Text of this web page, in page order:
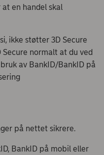
en handel skal
ikke støtter 3D Secure
normalt at du ved
av BankID/BankID på
på nettet sikrere.
BankID på mobil eller